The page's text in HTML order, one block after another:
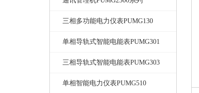
三相多功能电力仪表PUMG130
单相导轨式智能电能表PUMG301
三相导轨式智能电能表PUMG303
单相智能电力仪表PUMG510